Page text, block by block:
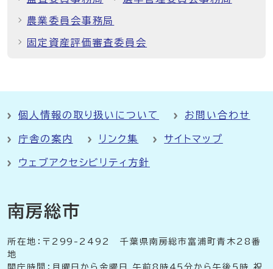
農業委員会事務局
固定資産評価審査委員会
個人情報の取り扱いについて お問い合わせ
庁舎の案内 リンク集 サイトマップ
ウェブアクセシビリティ方針
南房総市
所在地：〒299-2492 千葉県南房総市富浦町青木28番
地
開庁時間：月曜日から金曜日 午前8時45分から午後5時 祝